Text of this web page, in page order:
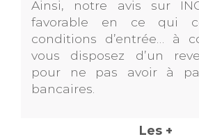
Ainsi, notre avis sur
favorable en ce qui
conditions d’entrée… à
vous disposez d’un
pour ne pas avoir à
bancaires.
Les +